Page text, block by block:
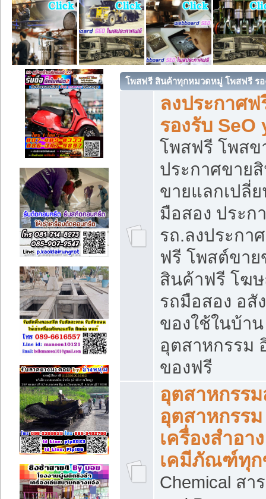
โพสฟรี สินค้าทุกหมวดหมู่ โพสฟรี รอ
ลงประกาศ
รองรับ
โพสฟรี โพสข
ประกาศขาย
ขายแลกเปลี่
มือสอง ประก
รถ.ลงประกา
ฟรี โพสต์ขา
สินค้าฟรี โฆ
รถมือสอง อสั
ของใช้ในบ้า
อุตสาหกรรม
ของฟรี
อุตสาหกรรม
อุตสาหกรรม
เครื่องสำอา
เคมีภัณฑ์ทุ
Chemical สา